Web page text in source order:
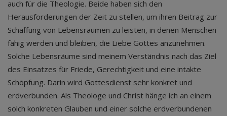
auch für die Theologie. Beide haben sich den
Herausforderungen der Zeit zu stellen, um ihren Beitrag zur
Schaffung von Lebensräumen zu leisten, in denen Menschen
fähig werden und bleiben, die Liebe Gottes anzunehmen.
Solche Lebensräume sind meinem Verständnis nach das Ziel
des Einsatzes für Friede, Gerechtigkeit und eine intakte
Schöpfung. Darin wird Gottesdienst sehr konkret und
erdverbunden. Als Theologe und Christ hänge ich an einem
solch konkreten Glauben und einer solche erdverbundenen